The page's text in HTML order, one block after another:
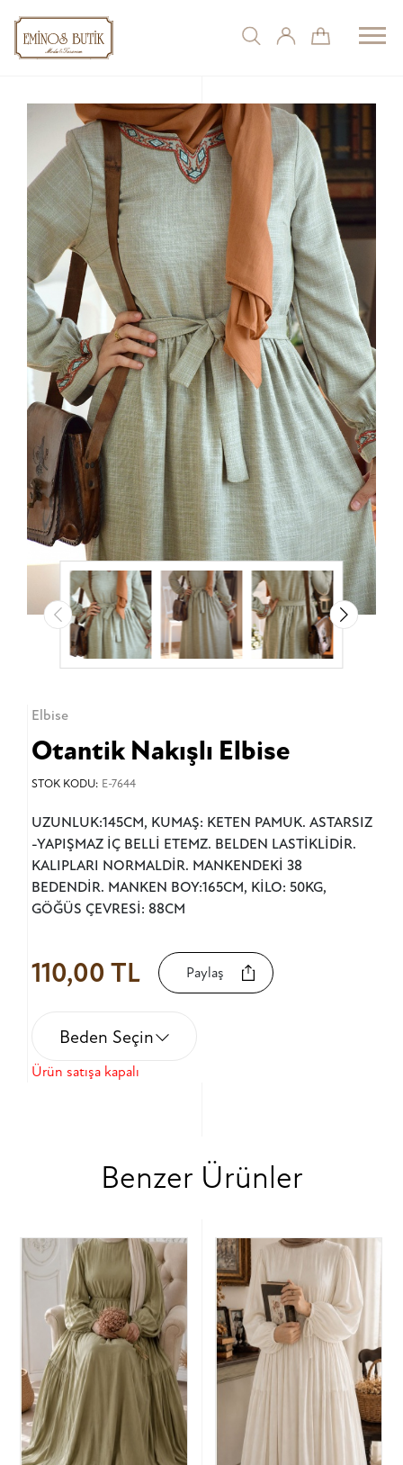
Elbise
Otantik Nakışlı Elbise
STOK KODU: E-7644
UZUNLUK:145CM, KUMAŞ: KETEN PAMUK. ASTARSIZ
-YAPIŞMAZ İÇ BELLİ ETEMZ. BELDEN LASTİKLİDİR.
KALIPLARI NORMALDİR. MANKENDEKİ 38
BEDENDİR. MANKEN BOY:165CM, KİLO: 50KG,
GÖĞÜS ÇEVRESİ: 88CM
110,00 TL Paylaş
Beden Seçin
Ürün satışa kapalı
Benzer Ürünler